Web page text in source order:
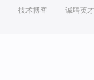
技术博客 诚聘英才